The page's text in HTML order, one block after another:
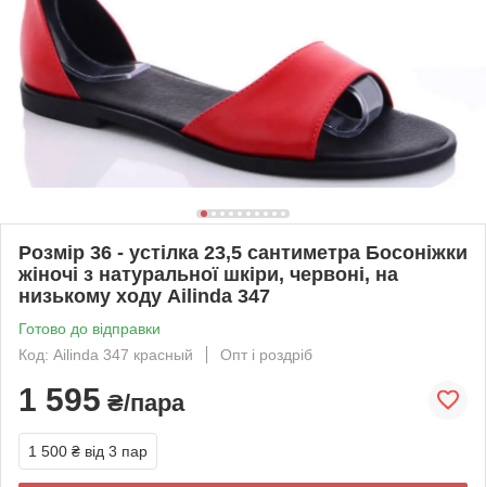
Розмір 36 - устілка 23,5 сантиметра Босоніжки
жіночі з натуральної шкіри, червоні, на
низькому ходу Ailinda 347
Готово до відправки
Код: Ailinda 347 красный
Опт і роздріб
1 595 ₴/пара
1 500 ₴ від 3 пар